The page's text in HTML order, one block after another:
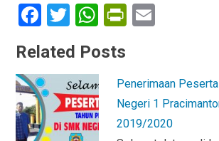
F
ce
b
o
o
T
wi
tt
er
W
at
s
A
p
Pr
ri
e
n
Related Posts
Penerimaan
Negeri 1
2019/2020